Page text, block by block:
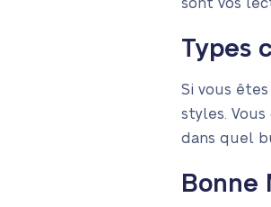
sont vos
Types
Si vous
styles.
dans quel
Bonne